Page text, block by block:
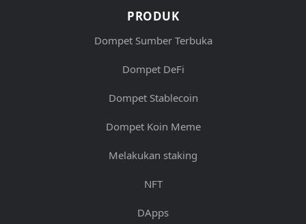
PRODUK
Dompet Sumber Terbuka
Dompet DeFi
Dompet Stablecoin
Dompet Koin Meme
Melakukan staking
NFT
DApps